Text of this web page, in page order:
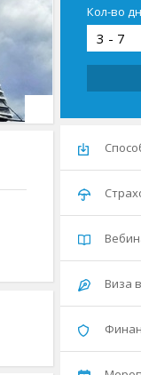
Кол-во
3 - 7
Виза